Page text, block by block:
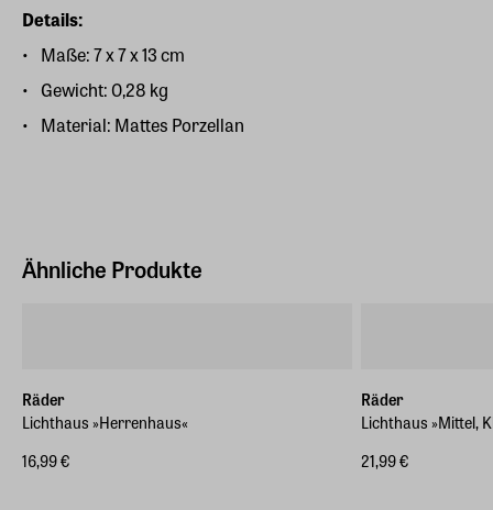
Details:
Maße: 7 x 7 x 13 cm
Gewicht: 0,28 kg
Material: Mattes Porzellan
Ähnliche Produkte
Räder
Lichthaus »Herrenhaus«
16,99 €
Räder
Lichthaus »Mittel,
21,99 €